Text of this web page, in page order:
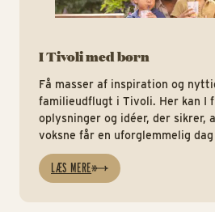
I Tivoli med børn
Få masser af inspiration og
familieudflugt i Tivoli. Her kan I
oplysninger og idéer, der sikrer,
voksne får en uforglemmelig
oplevelser.
LÆS MERE